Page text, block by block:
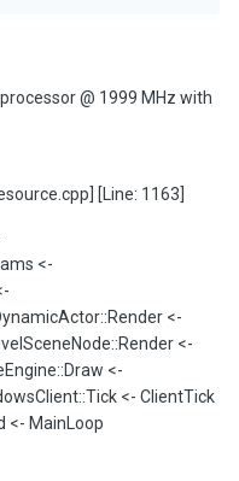
@ 1999 MHz with
[Line: 1163]
<-
<-
<-
<-
<- ClientTick
<- MainLoop